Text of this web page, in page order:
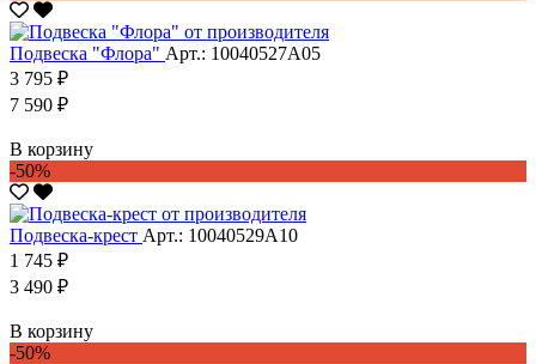
Подвеска "Флора" Арт.: 10040527А05
3 795 ₽
7 590 ₽
В корзину
-50%
Подвеска-крест Арт.: 10040529А10
1 745 ₽
3 490 ₽
В корзину
-50%